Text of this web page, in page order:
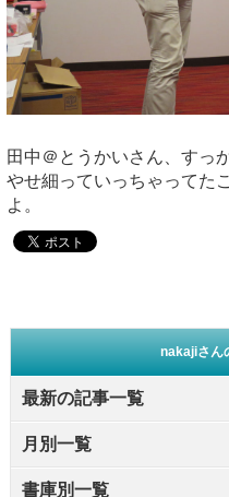
田中＠とうかいさん、すっ
やせ細っていっちゃってた
よ。
nakajiさん
最新の記事一覧
月別一覧
書庫別一覧